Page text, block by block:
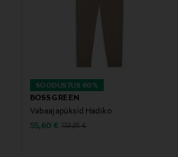
SOODUSTUS 60%
BOSS GREEN
Vabaajapüksid Hadiko
Discounted Price
55,60 € Original Price
139,95 €